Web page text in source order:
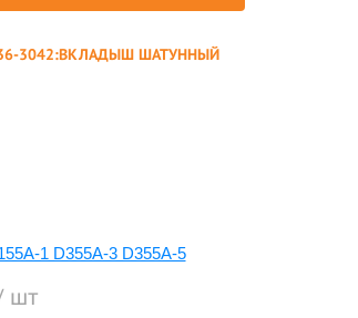
3042:ВКЛАДЫШ ШАТУННЫЙ
1 D355A-3 D355A-5
шт